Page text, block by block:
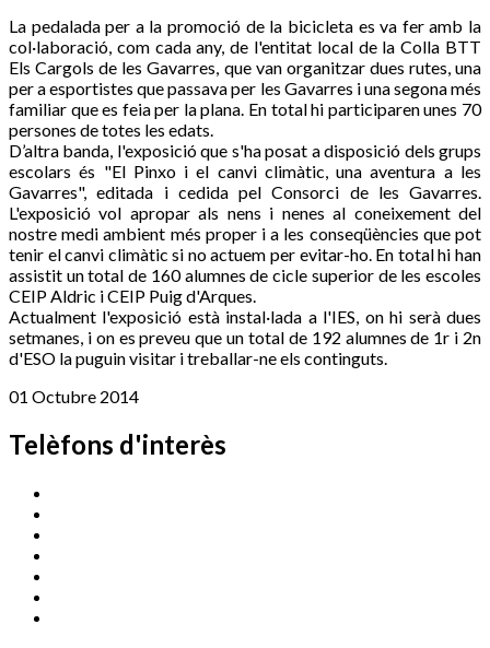
La pedalada per a la promoció de la bicicleta es va fer amb la
col·laboració, com cada any, de l'entitat local de la Colla BTT
Els Cargols de les Gavarres, que van organitzar dues rutes, una
per a esportistes que passava per les Gavarres i una segona més
familiar que es feia per la plana. En total hi participaren unes 70
persones de totes les edats.
D’altra banda, l'exposició que s'ha posat a disposició dels grups
escolars és "El Pinxo i el canvi climàtic, una aventura a les
Gavarres", editada i cedida pel Consorci de les Gavarres.
L'exposició vol apropar als nens i nenes al coneixement del
nostre medi ambient més proper i a les conseqüències que pot
tenir el canvi climàtic si no actuem per evitar-ho. En total hi han
assistit un total de 160 alumnes de cicle superior de les escoles
CEIP Aldric i CEIP Puig d'Arques.
Actualment l'exposició està instal·lada a l'IES, on hi serà dues
setmanes, i on es preveu que un total de 192 alumnes de 1r i 2n
d'ESO la puguin visitar i treballar-ne els continguts.
01 Octubre 2014
Telèfons d'interès